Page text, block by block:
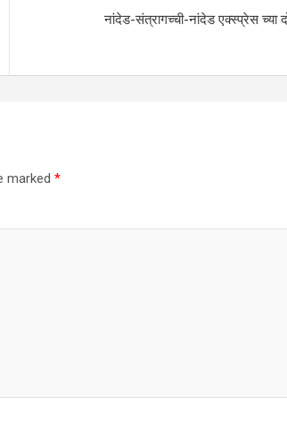
नांदेड-संत्रागच्ची-नांदेड एक्स्प्रेस च्या
marked *